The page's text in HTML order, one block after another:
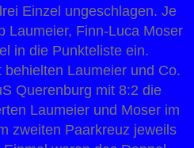
Einzel ungeschlagen. Je
Laumeier, Finn-Luca Moser
in die Punkteliste ein.
Laumeier und Co.
Querenburg mit 8:2 die
Laumeier und Moser im
zweiten Paarkreuz jeweils